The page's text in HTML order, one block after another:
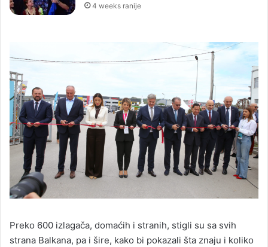
4 weeks ranije
Preko 600 izlagača, domaćih i stranih, stigli su sa svih
strana Balkana, pa i šire, kako bi pokazali šta znaju i koliko